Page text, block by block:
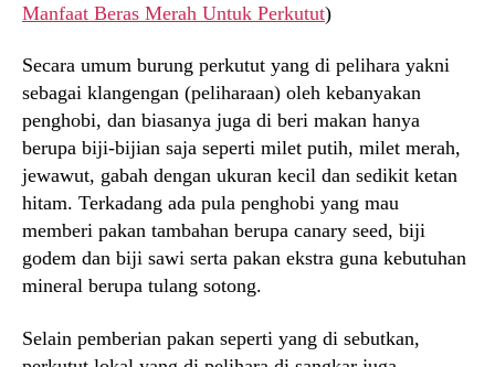
Manfaat Beras Merah Untuk Perkutut)
Secara umum burung perkutut yang di pelihara yakni
sebagai klangengan (peliharaan) oleh kebanyakan
penghobi, dan biasanya juga di beri makan hanya
berupa biji-bijian saja seperti milet putih, milet merah,
jewawut, gabah dengan ukuran kecil dan sedikit ketan
hitam. Terkadang ada pula penghobi yang mau
memberi pakan tambahan berupa canary seed, biji
godem dan biji sawi serta pakan ekstra guna kebutuhan
mineral berupa tulang sotong.
Selain pemberian pakan seperti yang di sebutkan,